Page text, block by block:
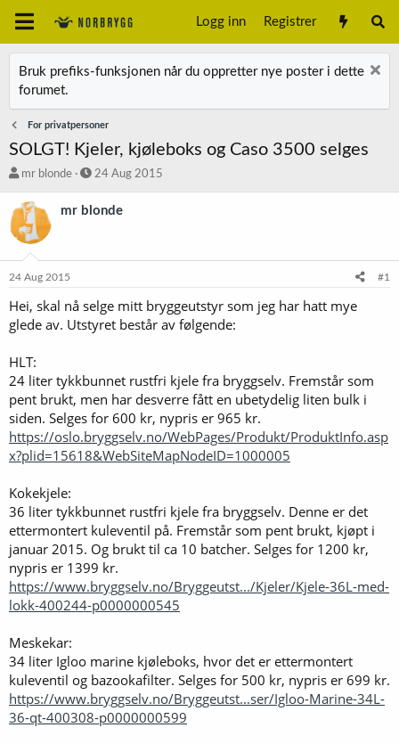
Logg inn Registrer
Bruk prefiks-funksjonen når du oppretter nye poster i dette
forumet.
For privatpersoner
SOLGT! Kjeler, kjøleboks og Caso 3500 selges
T
å
d
s
t
r
mr blonde
S
a
o
24 Aug 2015
mr blonde
24 Aug 2015 #1
Hei, skal nå selge mitt bryggeutstyr som jeg har hatt mye
glede av. Utstyret består av følgende:
HLT:
24 liter tykkbunnet rustfri kjele fra bryggselv. Fremstår som
pent brukt, men har desverre fått en ubetydelig liten bulk i
siden. Selges for 600 kr, nypris er 965 kr.
https://oslo.bryggselv.no/WebPages/Produkt/ProduktInfo.asp
x?plid=15618&WebSiteMapNodeID=1000005
Kokekjele:
36 liter tykkbunnet rustfri kjele fra bryggselv. Denne er det
ettermontert kuleventil på. Fremstår som pent brukt, kjøpt i
januar 2015. Og brukt til ca 10 batcher. Selges for 1200 kr,
nypris er 1399 kr.
https://www.bryggselv.no/Bryggeutst.../Kjeler/Kjele-36L-med-
lokk-400244-p0000000545
Meskekar:
34 liter Igloo marine kjøleboks, hvor det er ettermontert
kuleventil og bazookafilter. Selges for 500 kr, nypris er 699 kr.
https://www.bryggselv.no/Bryggeutst...ser/Igloo-Marine-34L-
36-qt-400308-p0000000599